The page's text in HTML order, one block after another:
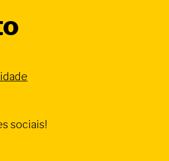
sociais!